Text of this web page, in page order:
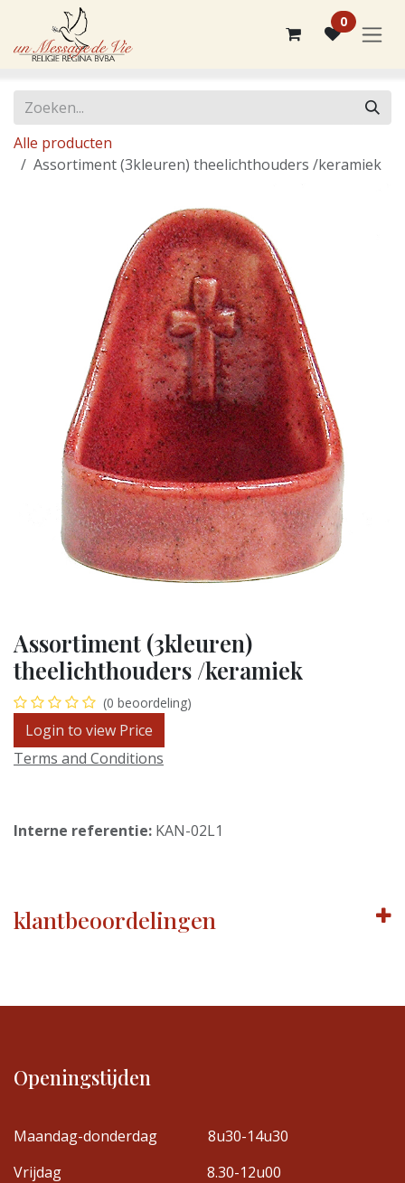
Overslaan naar inhoud
0
Alle producten
Assortiment (3kleuren) theelichthouders /keramiek
Assortiment (3kleuren)
theelichthouders /keramiek
(0 beoordeling)
Login to view Price
Terms and Conditions
Interne referentie: KAN-02L1
klantbeoordelingen
Openingstijden
Maandag-donderdag
8u30-14u30
Vrijdag
8.30-12u00